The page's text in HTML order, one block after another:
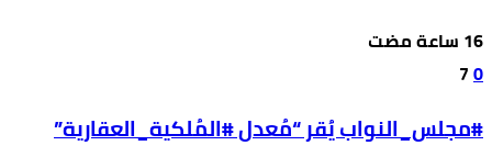
0
7
#مجلس_النواب يُقر “مُعدل #المُلكية_العقارية”